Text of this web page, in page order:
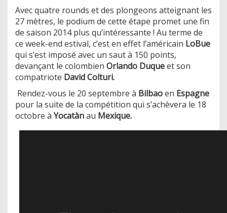
Avec quatre rounds et des plongeons atteignant les
27 mètres, le podium de cette étape promet une fin
de saison 2014 plus qu’intéressante ! Au terme de
ce week-end estival, c’est en effet l’américain LoBue
qui s’est imposé avec un saut à 150 points,
devançant le colombien Orlando Duqueet son
compatriote David Colturi.
Rendez-vous le 20 septembre à Bilbaoen Espagne
pour la suite de la compétition qui s’achèvera le 18
octobre à Yocatànau Mexique.